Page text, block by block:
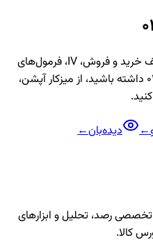
اگر می‌خواهید اطلاعات لحظه‌ای، صف خرید و فروش، IV، فرمول‌های
داشته باشید، از میزکار آپشن،
← دیده‌بان←
تخصصی رصد، تحلیل و ابزارهای